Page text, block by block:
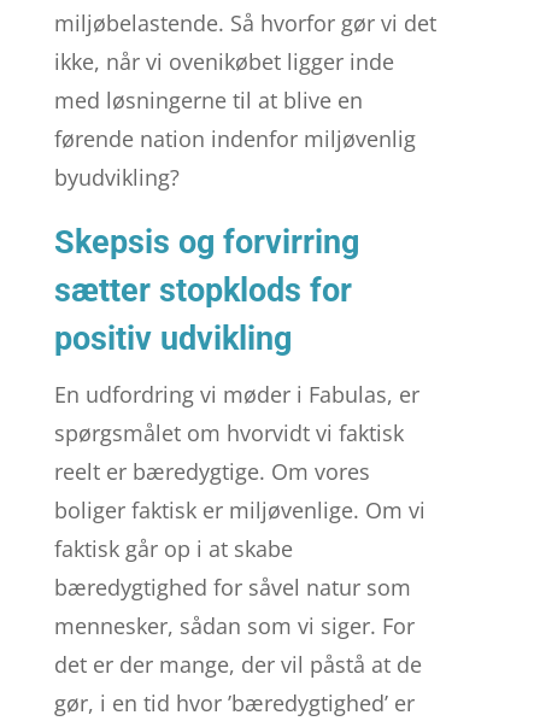
miljøbelastende. Så hvorfor gør vi det
ikke, når vi ovenikøbet ligger inde
med løsningerne til at blive en
førende nation indenfor miljøvenlig
byudvikling?
Skepsis og forvirring
sætter stopklods for
positiv udvikling
En udfordring vi møder i Fabulas, er
spørgsmålet om hvorvidt vi faktisk
reelt er bæredygtige. Om vores
boliger faktisk er miljøvenlige. Om vi
faktisk går op i at skabe
bæredygtighed for såvel natur som
mennesker, sådan som vi siger. For
det er der mange, der vil påstå at de
gør, i en tid hvor ’bæredygtighed’ er